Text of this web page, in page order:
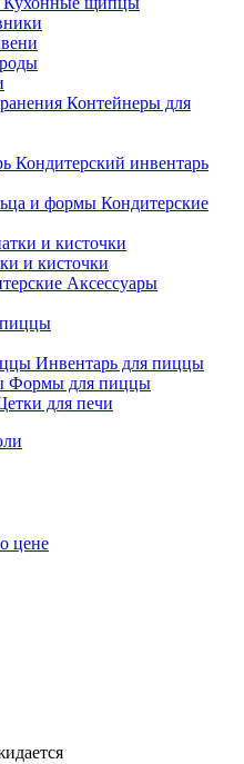
Контейнеры для
Кондитерский инвентарь
Кондитерские
и кисточки
Аксессуары
Инвентарь для пиццы
Формы для пиццы
для печи
цене